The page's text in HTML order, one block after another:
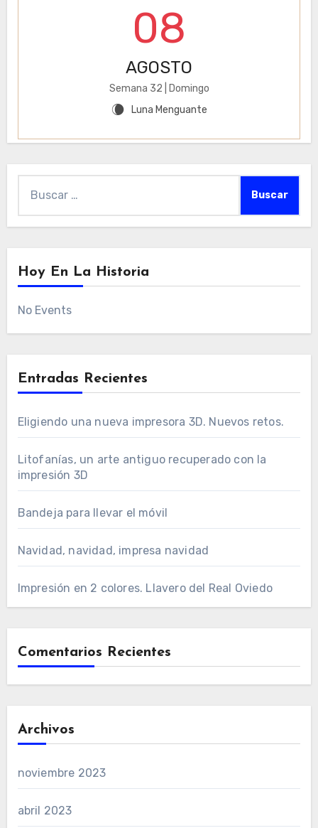
08
AGOSTO
Semana 32 | Domingo
W Luna Menguante
Hoy En La Historia
No Events
Entradas Recientes
Eligiendo una nueva impresora 3D. Nuevos retos.
Litofanías, un arte antiguo recuperado con la
impresión 3D
Bandeja para llevar el móvil
Navidad, navidad, impresa navidad
Impresión en 2 colores. Llavero del Real Oviedo
Comentarios Recientes
Archivos
noviembre 2023
abril 2023